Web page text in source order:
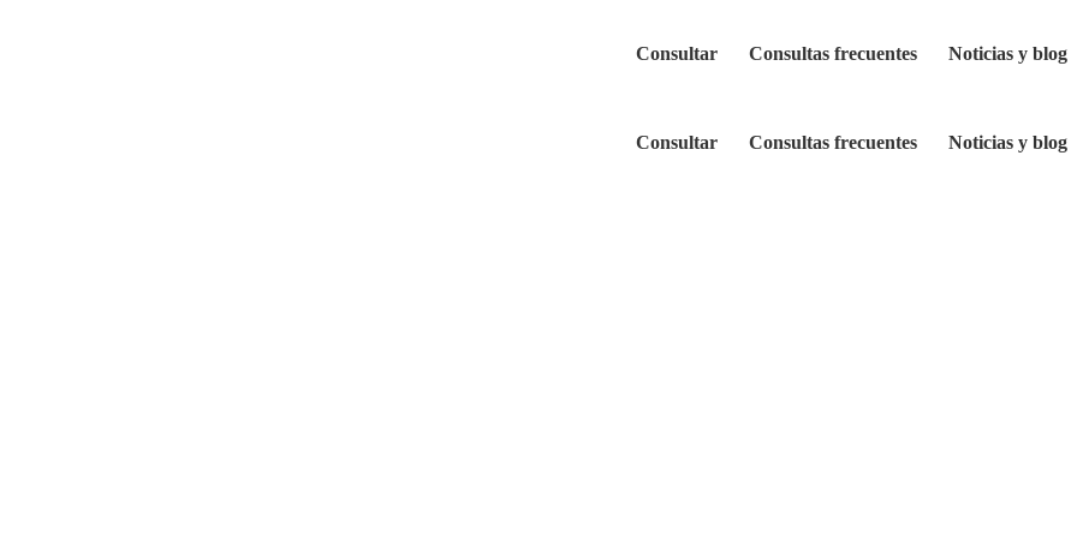
Consultar Consultas frecuentes Noticias y blog
Consultar Consultas frecuentes Noticias y blog